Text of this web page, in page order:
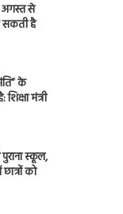
अगस्त से
है
के
मंत्री
स्कूल,
को